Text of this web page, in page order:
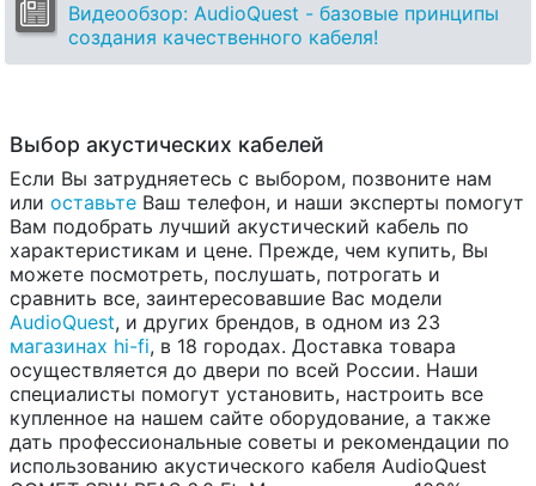
Видеообзор: AudioQuest - базовые принципы
создания качественного кабеля!
Выбор акустических кабелей
Если Вы затрудняетесь с выбором, позвоните нам
или оставьте Ваш телефон, и наши эксперты помогут
Вам подобрать лучший акустический кабель по
характеристикам и цене. Прежде, чем купить, Вы
можете посмотреть, послушать, потрогать и
сравнить все, заинтересовавшие Вас модели
AudioQuest, и других брендов, в одном из 23
магазинах hi-fi, в 18 городах. Доставка товара
осуществляется до двери по всей России. Наши
специалисты помогут установить, настроить все
купленное на нашем сайте оборудование, а также
дать профессиональные советы и рекомендации по
использованию акустического кабеля AudioQuest